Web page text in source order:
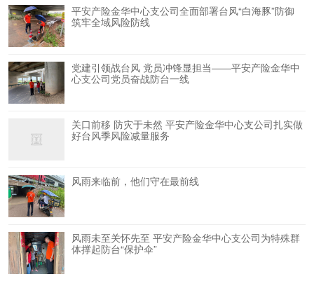
平安产险金华中心支公司全面部署台风“白海豚”防御
筑牢全域风险防线
党建引领战台风 党员冲锋显担当——平安产险金华中
心支公司党员奋战防台一线
关口前移 防灾于未然 平安产险金华中心支公司扎实做
好台风季风险减量服务
风雨来临前，他们守在最前线
风雨未至关怀先至 平安产险金华中心支公司为特殊群
体撑起防台“保护伞”